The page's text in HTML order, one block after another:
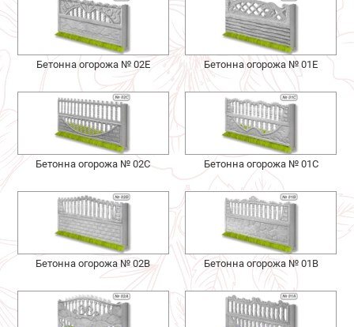
Бетонна огорожа № 02Е Бетонна огорожа № 01Е
Бетонна огорожа № 02С Бетонна огорожа № 01С
Бетонна огорожа № 02В Бетонна огорожа № 01В